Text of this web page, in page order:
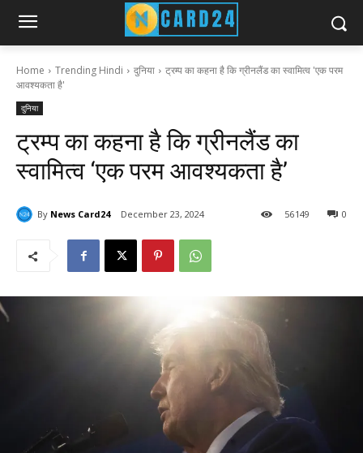
Home Trending Hindi दुनिया
ट्रम्प का कहना है कि ग्रीनलैंड का स्वामित्व 'एक परम
आवश्यकता है'
दुनिया
ट्रम्प का कहना है कि ग्रीनलैंड का
स्वामित्व ‘एक परम आवश्यकता है’
By News Card24 December 23, 2024 0
56149